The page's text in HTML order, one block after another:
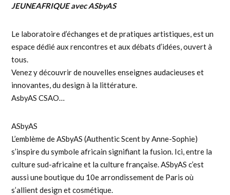
JEUNEAFRIQUE avec ASbyAS
Le laboratoire d’échanges et de pratiques artistiques, est un
espace dédié aux rencontres et aux débats d’idées, ouvert à
tous.
Venez y découvrir de nouvelles enseignes audacieuses et
innovantes, du design à la littérature.
AsbyAS CSAO…
ASbyAS
L’emblème de ASbyAS (Authentic Scent by Anne-Sophie)
s’inspire du symbole africain signifiant la fusion. Ici, entre la
culture sud-africaine et la culture française. ASbyAS c’est
aussi une boutique du 10e arrondissement de Paris où
s’allient design et cosmétique.